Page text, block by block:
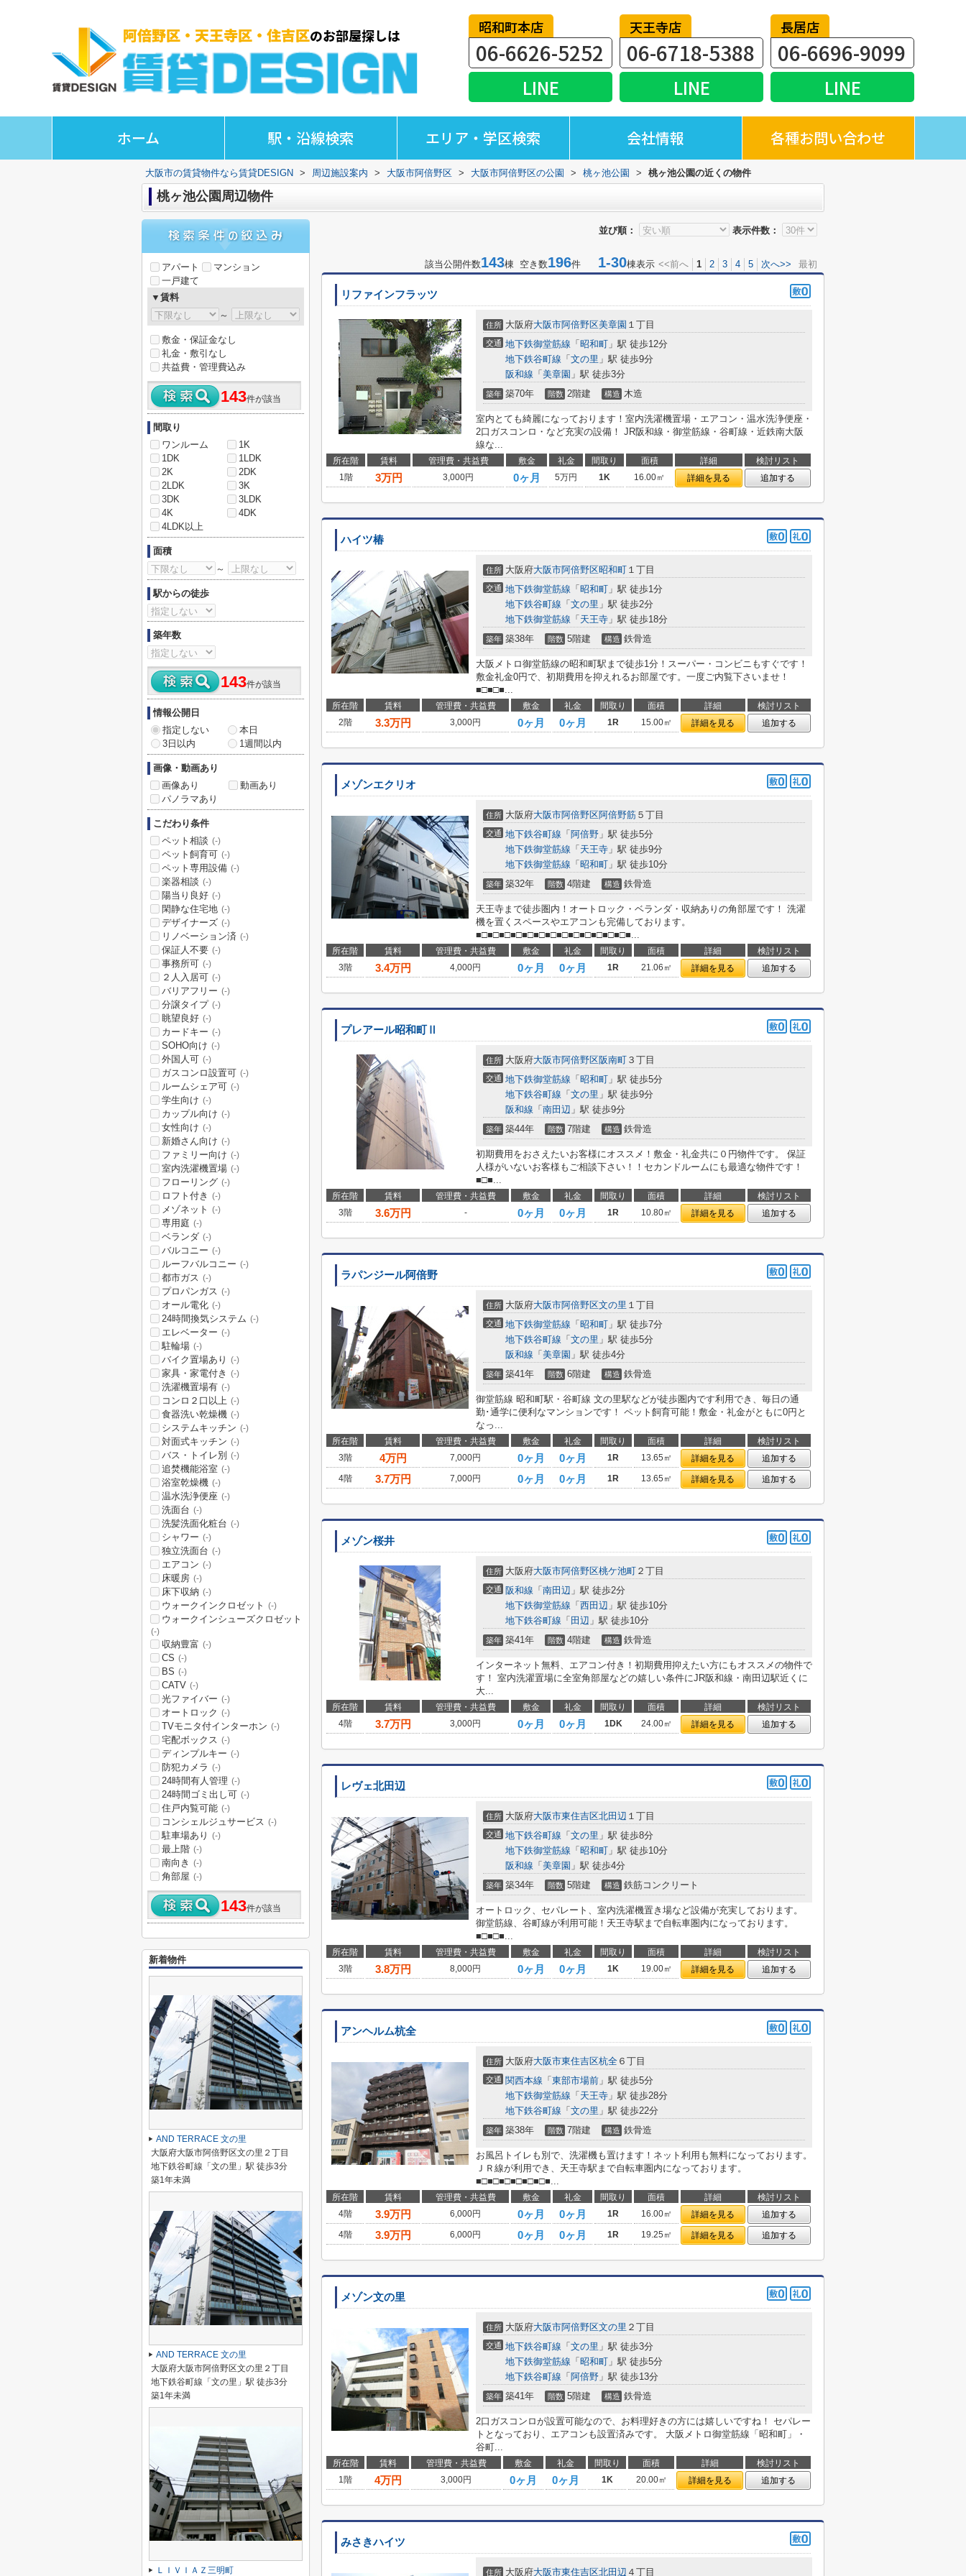
昭和町本店
06-6626-5252
LINE
天王寺店
06-6718-5388
LINE
長居店
06-6696-9099
LINE
ホーム 駅・沿線検索 エリア・学区検索 会社情報 各種お問い合わせ
大阪市の賃貸物件なら賃貸DESIGN > 周辺施設案内 > 大阪市阿倍野区 > 大阪市阿倍野区の公園 > 桃ヶ池公園 > 桃ヶ池公園の近くの物件
桃ヶ池公園周辺物件
並び順： 表示件数：
該当公開件数143棟 空き数196件 1-30棟表示 <<前へ 1 2 3 4 5 次へ>> 最初
リファインフラッツ
住所 大阪府大阪市阿倍野区美章園 １丁目
交通 地下鉄御堂筋線 「 昭和町 」駅 徒歩12分
地下鉄谷町線 「 文の里 」駅 徒歩9分
阪和線 「 美章園 」駅 徒歩3分
築年 築70年 階数 2階建 構造 木造
室内とても綺麗になっております！室内洗濯機置場・エアコン・温水洗浄便座・
2口ガスコンロ・など充実の設備！ JR阪和線・御堂筋線・谷町線・近鉄南大阪
線な...
所在階 賃料 管理費・共益費 敷金 礼金 間取り 面積 詳細
検討リスト
1階
3万円 3,000円 0ヶ月 5万円 1K 16.00㎡ 詳細を見る 追加する
ハイツ椿
住所 大阪府大阪市阿倍野区昭和町 １丁目
交通 地下鉄御堂筋線 「 昭和町 」駅 徒歩1分
地下鉄谷町線 「 文の里 」駅 徒歩2分
地下鉄御堂筋線 「 天王寺 」駅 徒歩18分
築年 築38年 階数 5階建 構造 鉄骨造
大阪メトロ御堂筋線の昭和町駅まで徒歩1分！スーパー・コンビニもすぐです！
敷金礼金0円で、初期費用を抑えれるお部屋です。一度ご内覧下さいませ！
■□■□■...
所在階 賃料 管理費・共益費 敷金 礼金 間取り 面積 詳細
検討リスト
2階
3.3万円 3,000円 0ヶ月 0ヶ月 1R 15.00㎡ 詳細を見る 追加する
メゾンエクリオ
住所 大阪府大阪市阿倍野区阿倍野筋 ５丁目
交通 地下鉄谷町線 「 阿倍野 」駅 徒歩5分
地下鉄御堂筋線 「 天王寺 」駅 徒歩9分
地下鉄御堂筋線 「 昭和町 」駅 徒歩10分
築年 築32年 階数 4階建 構造 鉄骨造
天王寺まで徒歩圏内！オートロック・ベランダ・収納ありの角部屋です！ 洗濯
機を置くスペースやエアコンも完備しております。
■□■□■□■□■□■□■□■□■□■□■□■□■□■...
所在階 賃料 管理費・共益費 敷金 礼金 間取り 面積 詳細
検討リスト
3階
3.4万円 4,000円 0ヶ月 0ヶ月 1R 21.06㎡ 詳細を見る 追加する
プレアール昭和町Ⅱ
住所 大阪府大阪市阿倍野区阪南町 ３丁目
交通 地下鉄御堂筋線 「 昭和町 」駅 徒歩5分
地下鉄谷町線 「 文の里 」駅 徒歩9分
阪和線 「 南田辺 」駅 徒歩9分
築年 築44年 階数 7階建 構造 鉄骨造
初期費用をおさえたいお客様にオススメ！敷金・礼金共に０円物件です。 保証
人様がいないお客様もご相談下さい！！セカンドルームにも最適な物件です！
■□■...
所在階 賃料 管理費・共益費 敷金 礼金 間取り 面積 詳細
検討リスト
3階
3.6万円 - 0ヶ月 0ヶ月 1R 10.80㎡ 詳細を見る 追加する
ラパンジール阿倍野
住所 大阪府大阪市阿倍野区文の里 １丁目
交通 地下鉄御堂筋線 「 昭和町 」駅 徒歩7分
地下鉄谷町線 「 文の里 」駅 徒歩5分
阪和線 「 美章園 」駅 徒歩4分
築年 築41年 階数 6階建 構造 鉄骨造
御堂筋線 昭和町駅・谷町線 文の里駅などが徒歩圏内です利用でき、毎日の通
勤･通学に便利なマンションです！ ペット飼育可能！敷金・礼金がともに0円と
なっ...
所在階 賃料 管理費・共益費 敷金 礼金 間取り 面積 詳細
検討リスト
3階
4万円 7,000円 0ヶ月 0ヶ月 1R 13.65㎡ 詳細を見る
追加する
4階
3.7万円 7,000円 0ヶ月 0ヶ月 1R 13.65㎡ 詳細を見る 追加する
メゾン桜井
住所 大阪府大阪市阿倍野区桃ケ池町 ２丁目
交通 阪和線 「 南田辺 」駅 徒歩2分
地下鉄御堂筋線 「 西田辺 」駅 徒歩10分
地下鉄谷町線 「 田辺 」駅 徒歩10分
築年 築41年 階数 4階建 構造 鉄骨造
インターネット無料、エアコン付き！初期費用抑えたい方にもオススメの物件で
す！ 室内洗濯置場に全室角部屋などの嬉しい条件にJR阪和線・南田辺駅近くに
大...
所在階 賃料 管理費・共益費 敷金 礼金 間取り 面積 詳細
検討リスト
4階
3.7万円 3,000円 0ヶ月 0ヶ月 1DK 24.00㎡ 詳細を見る 追加する
レヴェ北田辺
住所 大阪府大阪市東住吉区北田辺 １丁目
交通 地下鉄谷町線 「 文の里 」駅 徒歩8分
地下鉄御堂筋線 「 昭和町 」駅 徒歩10分
阪和線 「 美章園 」駅 徒歩4分
築年 築34年 階数 5階建 構造 鉄筋コンクリート
オートロック、セパレート、室内洗濯機置き場など設備が充実しております。
御堂筋線、谷町線が利用可能！天王寺駅まで自転車圏内になっております。
■□■□■...
所在階 賃料 管理費・共益費 敷金 礼金 間取り 面積 詳細
検討リスト
3階
3.8万円 8,000円 0ヶ月 0ヶ月 1K 19.00㎡ 詳細を見る 追加する
アンヘルム杭全
住所 大阪府大阪市東住吉区杭全 ６丁目
交通 関西本線 「 東部市場前 」駅 徒歩5分
地下鉄御堂筋線 「 天王寺 」駅 徒歩28分
地下鉄谷町線 「 文の里 」駅 徒歩22分
築年 築38年 階数 7階建 構造 鉄骨造
お風呂トイレも別で、洗濯機も置けます！ネット利用も無料になっております。
ＪＲ線が利用でき、天王寺駅まで自転車圏内になっております。
■□■□■□■□■□■□■...
所在階 賃料 管理費・共益費 敷金 礼金 間取り 面積 詳細
検討リスト
4階
3.9万円 6,000円 0ヶ月 0ヶ月 1R 16.00㎡ 詳細を見る
追加する
4階
3.9万円 6,000円 0ヶ月 0ヶ月 1R 19.25㎡ 詳細を見る 追加する
メゾン文の里
住所 大阪府大阪市阿倍野区文の里 ２丁目
交通 地下鉄谷町線 「 文の里 」駅 徒歩3分
地下鉄御堂筋線 「 昭和町 」駅 徒歩5分
地下鉄谷町線 「 阿倍野 」駅 徒歩13分
築年 築41年 階数 5階建 構造 鉄骨造
2口ガスコンロが設置可能なので、お料理好きの方には嬉しいですね！ セパレー
トとなっており、エアコンも設置済みです。 大阪メトロ御堂筋線「昭和町」・
谷町...
所在階 賃料 管理費・共益費 敷金 礼金 間取り 面積 詳細
検討リスト
1階
4万円 3,000円 0ヶ月 0ヶ月 1K 20.00㎡ 詳細を見る 追加する
みさきハイツ
住所 大阪府大阪市東住吉区北田辺 ４丁目
アパート
マンション
一戸建て
▼賃料
～
敷金・保証金なし
礼金・敷引なし
共益費・管理費込み
143件が該当
間取り
ワンルーム
1K
1DK
1LDK
2K
2DK
2LDK
3K
3DK
3LDK
4K
4DK
4LDK以上
面積
～
駅からの徒歩
築年数
143件が該当
情報公開日
指定しない
本日
3日以内
1週間以内
画像・動画あり
画像あり
動画あり
パノラマあり
こだわり条件
ペット相談 (-)
ペット飼育可 (-)
ペット専用設備 (-)
楽器相談 (-)
陽当り良好 (-)
閑静な住宅地 (-)
デザイナーズ (-)
リノベーション済 (-)
保証人不要 (-)
事務所可 (-)
２人入居可 (-)
バリアフリー (-)
分譲タイプ (-)
眺望良好 (-)
カードキー (-)
SOHO向け (-)
外国人可 (-)
ガスコンロ設置可 (-)
ルームシェア可 (-)
学生向け (-)
カップル向け (-)
女性向け (-)
新婚さん向け (-)
ファミリー向け (-)
室内洗濯機置場 (-)
フローリング (-)
ロフト付き (-)
メゾネット (-)
専用庭 (-)
ベランダ (-)
バルコニー (-)
ルーフバルコニー (-)
都市ガス (-)
プロパンガス (-)
オール電化 (-)
24時間換気システム (-)
エレベーター (-)
駐輪場 (-)
バイク置場あり (-)
家具・家電付き (-)
洗濯機置場有 (-)
コンロ２口以上 (-)
食器洗い乾燥機 (-)
システムキッチン (-)
対面式キッチン (-)
バス・トイレ別 (-)
追焚機能浴室 (-)
浴室乾燥機 (-)
温水洗浄便座 (-)
洗面台 (-)
洗髪洗面化粧台 (-)
シャワー (-)
独立洗面台 (-)
エアコン (-)
床暖房 (-)
床下収納 (-)
ウォークインクロゼット (-)
ウォークインシューズクロゼット
(-)
収納豊富 (-)
CS (-)
BS (-)
CATV (-)
光ファイバー (-)
オートロック (-)
TVモニタ付インターホン (-)
宅配ボックス (-)
ディンプルキー (-)
防犯カメラ (-)
24時間有人管理 (-)
24時間ゴミ出し可 (-)
住戸内覧可能 (-)
コンシェルジュサービス (-)
駐車場あり (-)
最上階 (-)
南向き (-)
角部屋 (-)
143件が該当
新着物件
AND TERRACE 文の里
大阪府大阪市阿倍野区文の里２丁目
地下鉄谷町線「文の里」駅 徒歩3分
築1年未満
AND TERRACE 文の里
大阪府大阪市阿倍野区文の里２丁目
地下鉄谷町線「文の里」駅 徒歩3分
築1年未満
ＬＩＶＩＡＺ三明町